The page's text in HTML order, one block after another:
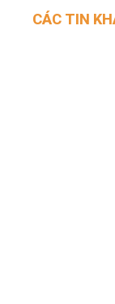
CÁC TIN